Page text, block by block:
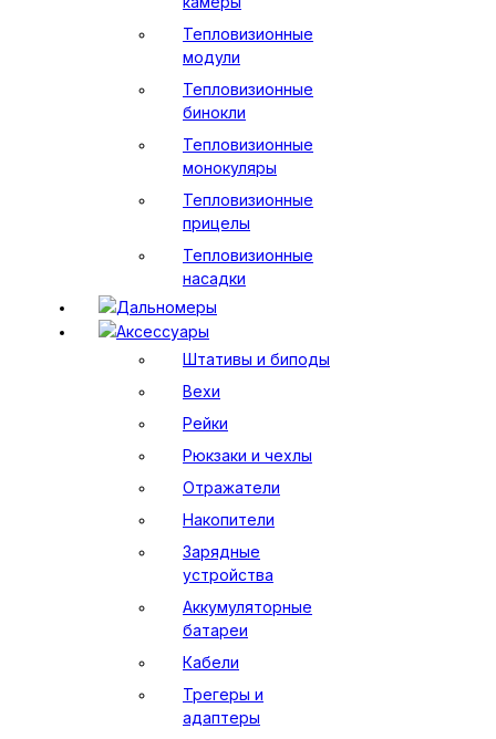
Тепловизионные
модули
Тепловизионные
бинокли
Тепловизионные
монокуляры
Тепловизионные
прицелы
Тепловизионные
насадки
Дальномеры
Аксессуары
Штативы и биподы
Вехи
Рейки
Рюкзаки и чехлы
Отражатели
Накопители
Зарядные
устройства
Аккумуляторные
батареи
Кабели
Трегеры и
адаптеры